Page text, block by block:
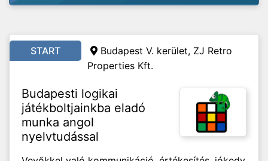
START
Budapest V. kerület, ZJ Retro
Properties Kft.
Budapesti logikai
játékboltjainkba eladó
munka angol
nyelvtudással